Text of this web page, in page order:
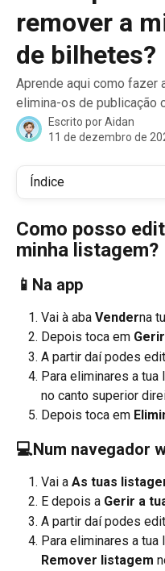
remover a
de bilhetes?
Aprende aqui como fazer
elimina-os de publicação
Escrito porAidan
11 de dezembro de
Índice
Como posso
minha listagem?
📱Na app
Vai à aba Venderna
Depois toca em
A partir daí podes
Para eliminares a
no canto superior
Depois toca em
💻Num navegador
Vai a As tuas
E depois a Gerir a
A partir daí podes
Para eliminares a
Remover listagem